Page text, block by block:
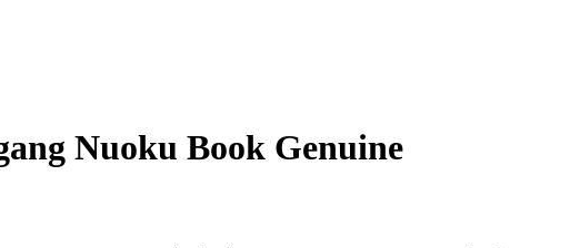
Nuoku Book Genuine